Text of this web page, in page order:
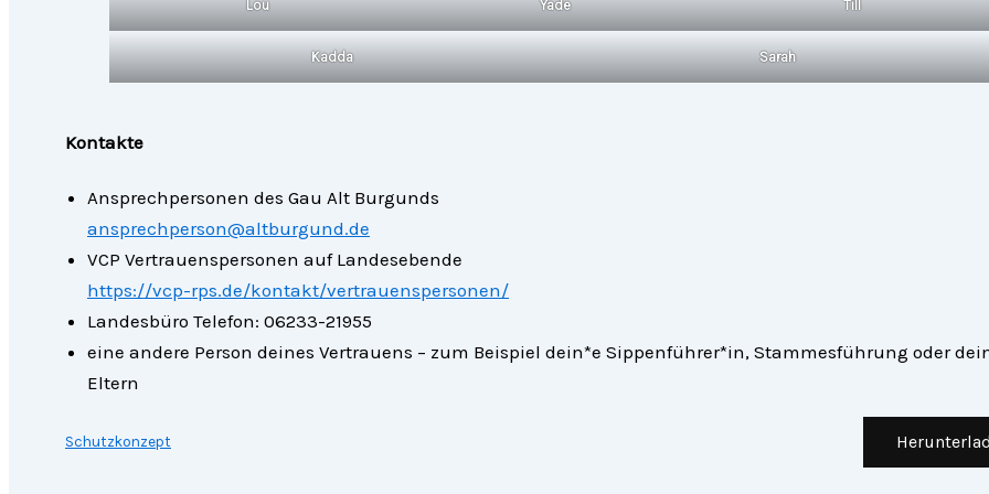
Lou Yade Till
Kadda Sarah
Kontakte
Ansprechpersonen des Gau Alt Burgunds
ansprechperson@altburgund.de
VCP Vertrauenspersonen auf Landesebende
https://vcp-rps.de/kontakt/vertrauenspersonen/
Landesbüro Telefon: 06233-21955
eine andere Person deines Vertrauens – zum Beispiel dein*e Sippenführer*in, Stammesführung oder
Eltern
Schutzkonzept